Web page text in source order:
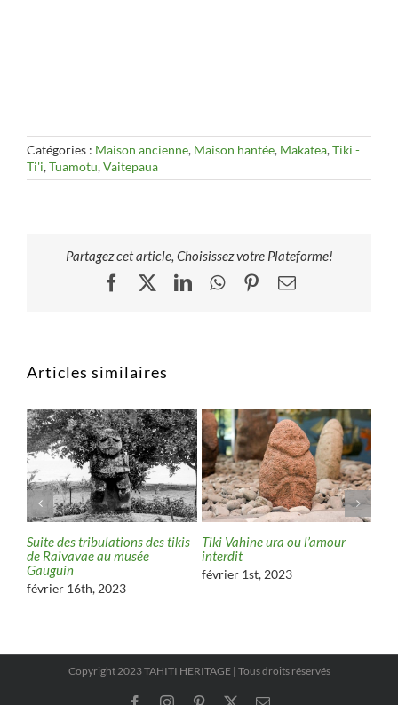
Catégories : Maison ancienne, Maison hantée, Makatea,Tiki -
Ti'i,Tuamotu,Vaitepaua
Partagez cet article, Choisissez votre Plateforme!
Facebook
X LinkedInWhatsApp
Pinterest
Email
Articles similaires
Suite des tribulations des tikis
de Raivavae au musée
Gauguin
février 16th, 2023
Tiki Vahine ura ou l’amour
interdit
février 1st, 2023
Copyright 2023 TAHITI HERITAGE | Tous droits réservés
FacebookInstagramPinterest Email